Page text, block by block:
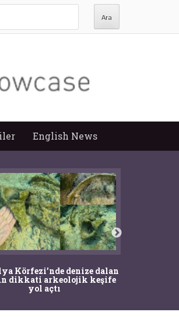
English News
Körfezi’nde denize dalan
dikkati arkeolojik keşife
yol açtı